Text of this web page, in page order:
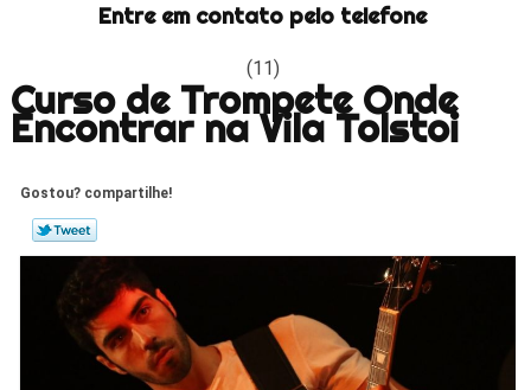
Entre em contato pelo telefone
(11)
Curso de Trompete Onde
Encontrar na Vila Tolstoi
Gostou? compartilhe!